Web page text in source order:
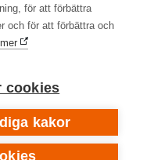
för att förbättra
och för att förbättra och
cookies
kakor